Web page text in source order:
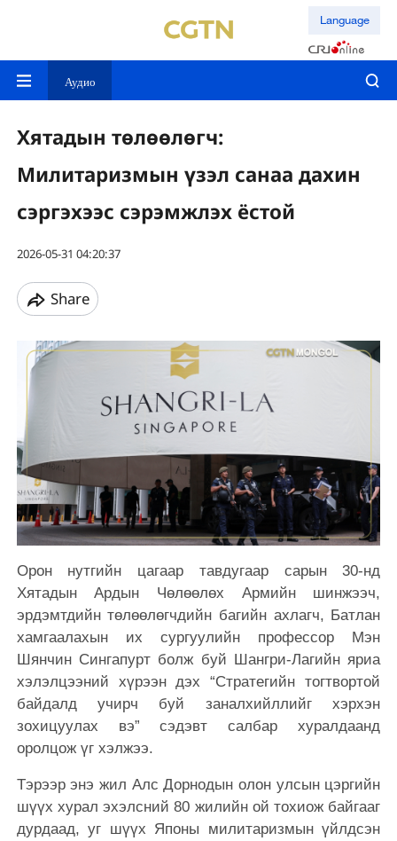
Language
Аудио
Хятадын төлөөлөгч:
Милитаризмын үзэл санаа дахин
сэргэхээс сэрэмжлэх ёстой
2026-05-31 04:20:37
Share
Орон нутгийн цагаар тавдугаар сарын 30-нд
Хятадын Ардын Чөлөөлөх Армийн шинжээч,
эрдэмтдийн төлөөлөгчдийн багийн ахлагч, Батлан
хамгаалахын их сургуулийн профессор Мэн
Шянчин Сингапурт болж буй Шангри-Лагийн яриа
хэлэлцээний хүрээн дэх “Стратегийн тогтвортой
байдалд учирч буй заналхийллийг хэрхэн
зохицуулах вэ” сэдэвт салбар хуралдаанд
оролцож үг хэлжээ.
Тэрээр энэ жил Алс Дорнодын олон улсын цэргийн
шүүх хурал эхэлсний 80 жилийн ой тохиож байгааг
дурдаад, уг шүүх Японы милитаризмын үйлдсэн